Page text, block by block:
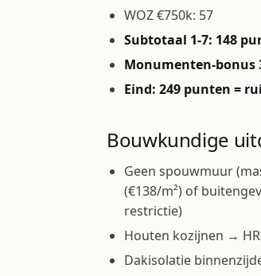
WOZ €750k: 57
Subtotaal 1-7: 148
Monumenten-bonus
Eind: 249 punten =
Bouwkundige
Geen spouwmuur
(€138/m²) of
restrictie)
Houten kozijnen →
Dakisolatie